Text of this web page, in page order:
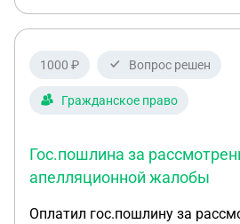
1000 ₽ Вопрос решен
Гражданское право
Гос.пошлина за
апелляционной жалобы
Оплатил гос.пошлину за